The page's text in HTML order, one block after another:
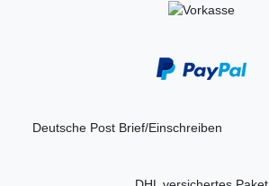
Deutsche Post Brief/Einschreiben